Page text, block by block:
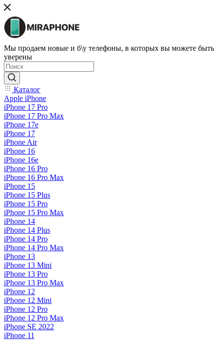
Мы продаем новые и б\у телефоны, в которых вы можете быть
уверены
Каталог
Apple iPhone
iPhone 17 Pro
iPhone 17 Pro Max
iPhone 17e
iPhone 17
iPhone Air
iPhone 16
iPhone 16e
iPhone 16 Pro
iPhone 16 Pro Max
iPhone 15
iPhone 15 Plus
iPhone 15 Pro
iPhone 15 Pro Max
iPhone 14
iPhone 14 Plus
iPhone 14 Pro
iPhone 14 Pro Max
iPhone 13
iPhone 13 Mini
iPhone 13 Pro
iPhone 13 Pro Max
iPhone 12
iPhone 12 Mini
iPhone 12 Pro
iPhone 12 Pro Max
iPhone SE 2022
iPhone 11